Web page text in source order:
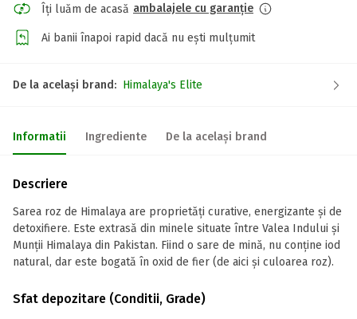
Îți luăm de acasă ambalajele cu garanție
Ai banii înapoi rapid dacă nu ești mulțumit
De la același brand: Himalaya's Elite
Informatii Ingrediente De la același brand
Descriere
Sarea roz de Himalaya are proprietăți curative, energizante și de
detoxifiere. Este extrasă din minele situate între Valea Indului și
Munții Himalaya din Pakistan. Fiind o sare de mină, nu conține iod
natural, dar este bogată în oxid de fier (de aici și culoarea roz).
Sfat depozitare (Conditii, Grade)